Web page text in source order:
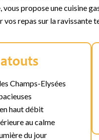
vous propose une cuisine
repas sur la ravissante
atouts
Champs-Elysées
haut débit
au calme
du jour